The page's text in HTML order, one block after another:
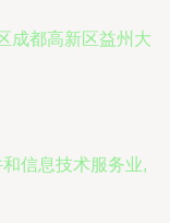
成都高新区益州大
信息技术服务业,